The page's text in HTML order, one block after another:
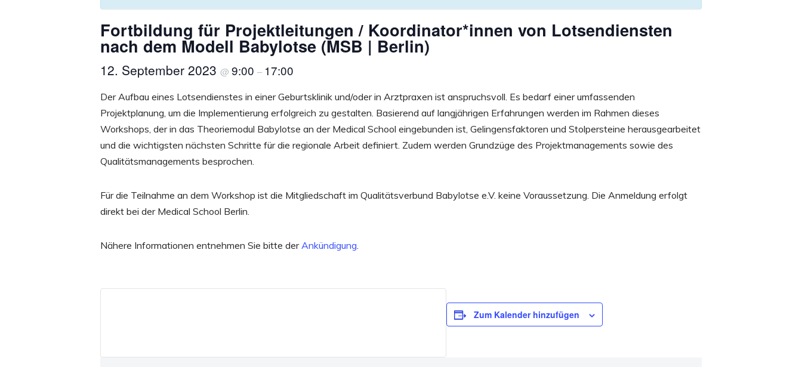
Fortbildung für Projektleitungen / Koordinator*innen von Lotsendiensten
nach dem Modell Babylotse (MSB | Berlin)
12. September 2023 @ 9:00 – 17:00
Der Aufbau eines Lotsendienstes in einer Geburtsklinik und/oder in Arztpraxen ist anspruchsvoll. Es bedarf einer umfassenden
Projektplanung, um die Implementierung erfolgreich zu gestalten. Basierend auf langjährigen Erfahrungen werden im Rahmen dieses
Workshops, der in das Theoriemodul Babylotse an der Medical School eingebunden ist, Gelingensfaktoren und Stolpersteine herausgearbeitet
und die wichtigsten nächsten Schritte für die regionale Arbeit definiert. Zudem werden Grundzüge des Projektmanagements sowie des
Qualitätsmanagements besprochen.
Für die Teilnahme an dem Workshop ist die Mitgliedschaft im Qualitätsverbund Babylotse e.V. keine Voraussetzung. Die Anmeldung erfolgt
direkt bei der Medical School Berlin.
Nähere Informationen entnehmen Sie bitte der Ankündigung
Zum Kalender hinzufügen